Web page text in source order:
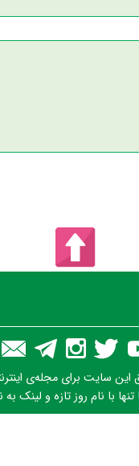
این سایت برای مجله‌ی
با نام روز تازه و لینک